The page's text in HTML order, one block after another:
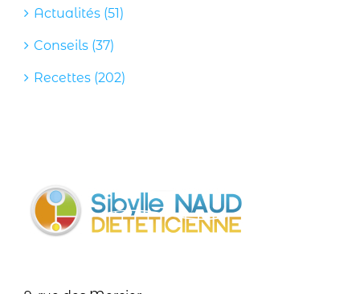
Actualités (51)
Conseils (37)
Recettes (202)